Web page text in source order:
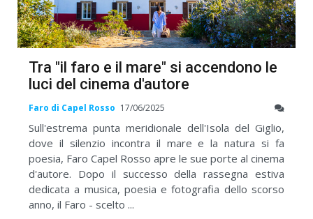
Tra "il faro e il mare" si accendono le
luci del cinema d'autore
Faro di Capel Rosso 17/06/2025
Sull'estrema punta meridionale dell'Isola del Giglio,
dove il silenzio incontra il mare e la natura si fa
poesia, Faro Capel Rosso apre le sue porte al cinema
d'autore. Dopo il successo della rassegna estiva
dedicata a musica, poesia e fotografia dello scorso
anno, il Faro - scelto ...